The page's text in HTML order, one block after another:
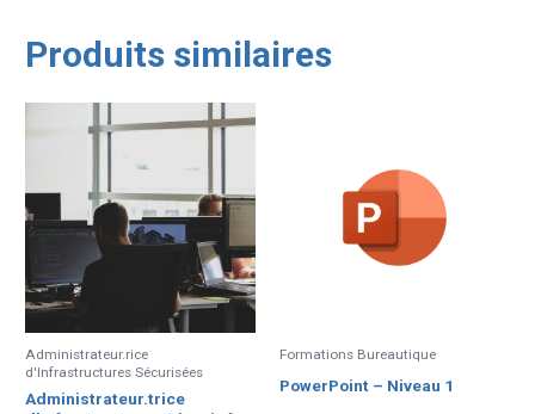
Produits similaires
Administrateur.rice
d'Infrastructures Sécurisées
Administrateur.trice
Formations Bureautique
PowerPoint – Niveau 1